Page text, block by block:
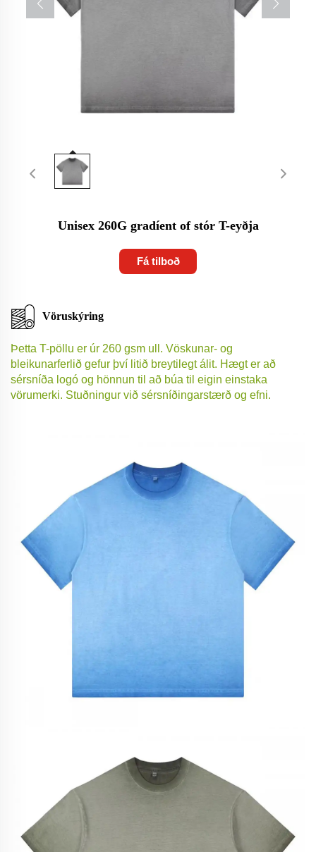
Unisex 260G gradíent of stór T-eyðja
Fá tilboð
Vöruskýring
Þetta T-pöllu er úr 260 gsm ull. Vöskunar- og
bleikunarferlið gefur því litið breytilegt álit. Hægt er að
sérsníða logó og hönnun til að búa til eigin einstaka
vörumerki. Stuðningur við sérsníðingarstærð og efni.